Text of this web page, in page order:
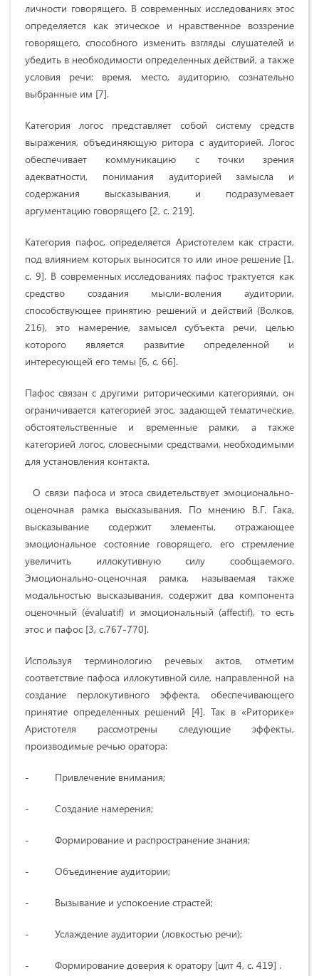
личности говорящего. В современных исследованиях этос
определяется как этическое и нравственное воззрение
говорящего, способного изменить взгляды слушателей и
убедить в необходимости определенных действий, а также
условия речи: время, место, аудиторию, сознательно
выбранные им [7].
Категория логос представляет собой систему средств
выражения, объединяющую ритора с аудиторией. Логос
обеспечивает коммуникацию с точки зрения
адекватности, понимания аудиторией замысла и
содержания высказывания, и подразумевает
аргументацию говорящего [2, с. 219].
Категория пафос, определяется Аристотелем как страсти,
под влиянием которых выносится то или иное решение [1,
c. 9]. В современных исследованиях пафос трактуется как
средство создания мысли-воления аудитории,
способствующее принятию решений и действий (Волков,
216), это намерение, замысел субъекта речи, целью
которого является развитие определенной и
интересующей его темы [6, c. 66].
Пафос связан с другими риторическими категориями, он
ограничивается категорией этос, задающей тематические,
обстоятельственные и временные рамки, а также
категорией логос, словесными средствами, необходимыми
для установления контакта.
О связи пафоса и этоса свидетельствует эмоционально-
оценочная рамка высказывания. По мнению В.Г. Гака,
высказывание содержит элементы, отражающее
эмоциональное состояние говорящего, его стремление
увеличить иллокутивную силу сообщаемого.
Эмоционально-оценочная рамка, называемая также
модальностью высказывания, содержит два компонента
оценочный (évaluatif) и эмоциональный (affectif), то есть
этос и пафос [3, c.767-770].
Используя терминологию речевых актов, отметим
соответствие пафоса иллокутивной силе, направленной на
создание перлокутивного эффекта, обеспечивающего
принятие определенных решений [4]. Так в «Риторике»
Аристотеля рассмотрены следующие эффекты,
производимые речью оратора:
- Привлечение внимания;
- Создание намерения;
- Формирование и распространение знания;
- Объединение аудитории;
- Вызывание и успокоение страстей;
- Услаждение аудитории (ловкостью речи);
- Формирование доверия к оратору [цит 4, с. 419] .